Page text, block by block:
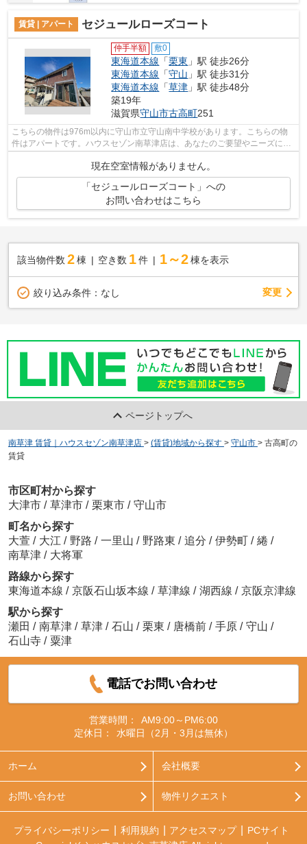
賃貸 | アパート セジュールローズコート
仲手半額 敷0
東海道本線 「栗東 」駅 徒歩26分
東海道本線 「守山 」駅 徒歩31分
東海道本線 「草津 」駅 徒歩48分
築19年
滋賀県守山市古高町251
こちらの物件は976m以内に守山市立守山南中学校があります。こちらの物
件はアパートです。ハウスセゾン南草津店は、あなたのご要望やニーズに合
現在空室情報がありません。
「セジュールローズコート」への
お問い合わせはこちら
該当物件数 2棟 空き数 1 件 1～2 棟を表示
絞り込み条件： なし 変更
ページトップへ
南草津 賃貸｜ハウスセゾン南草津店 > (賃貸)地域から探す > 守山市 > 古高町の
賃貸
市区町村から探す
大津市 / 草津市 / 栗東市 / 守山市
町名から探す
大萱 / 大江 / 野路 / 一里山 / 野路東 / 追分 / 伊勢町 / 綣 /
南草津 / 大将軍
路線から探す
東海道本線 / 京阪石山坂本線 / 草津線 / 湖西線 / 京阪京津線
駅から探す
瀬田 / 南草津 / 草津 / 石山 / 栗東 / 唐橋前 / 手原 / 守山 /
石山寺 / 粟津
電話でお問い合わせ
営業時間：
AM9:00～PM6:00
定休日：
水曜日（2月・3月は無休）
ホーム 会社概要
お問い合わせ 物件リクエスト
プライバシーポリシー 利用規約 アクセスマップ
PCサイト